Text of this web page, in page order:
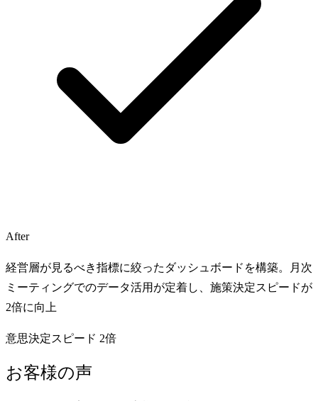
After
経営層が見るべき指標に絞ったダッシュボードを構築。月次
ミーティングでのデータ活用が定着し、施策決定スピードが
2倍に向上
意思決定スピード 2倍
お客様の声